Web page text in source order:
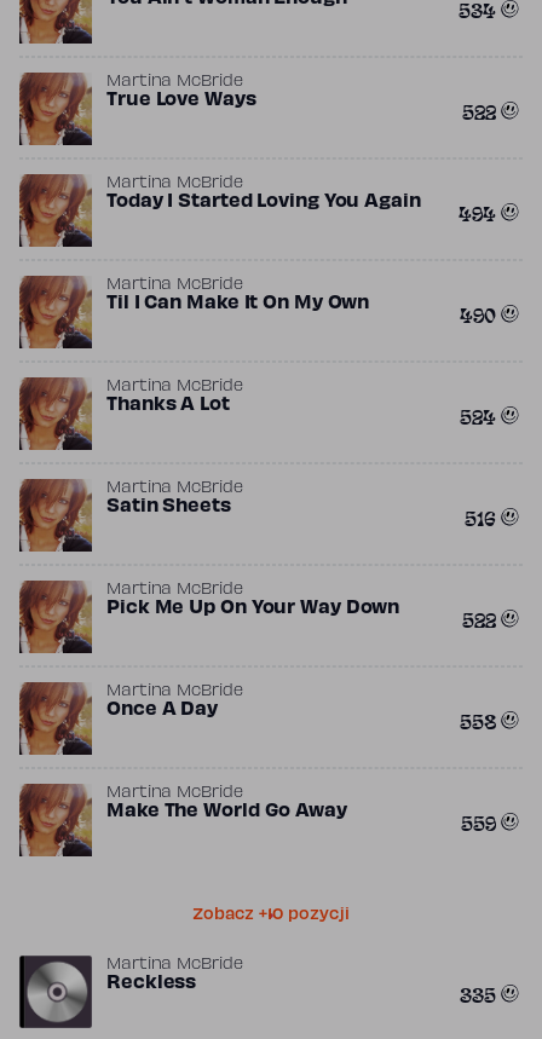
534
Martina McBride
True Love Ways 522
Martina McBride
Today I Started Loving You Again 494
Martina McBride
Til I Can Make It On My Own 490
Martina McBride
Thanks A Lot 524
Martina McBride
Satin Sheets 516
Martina McBride
Pick Me Up On Your Way Down 522
Martina McBride
Once A Day 558
Martina McBride
Make The World Go Away 559
Zobacz +10 pozycji
Martina McBride
Reckless 335